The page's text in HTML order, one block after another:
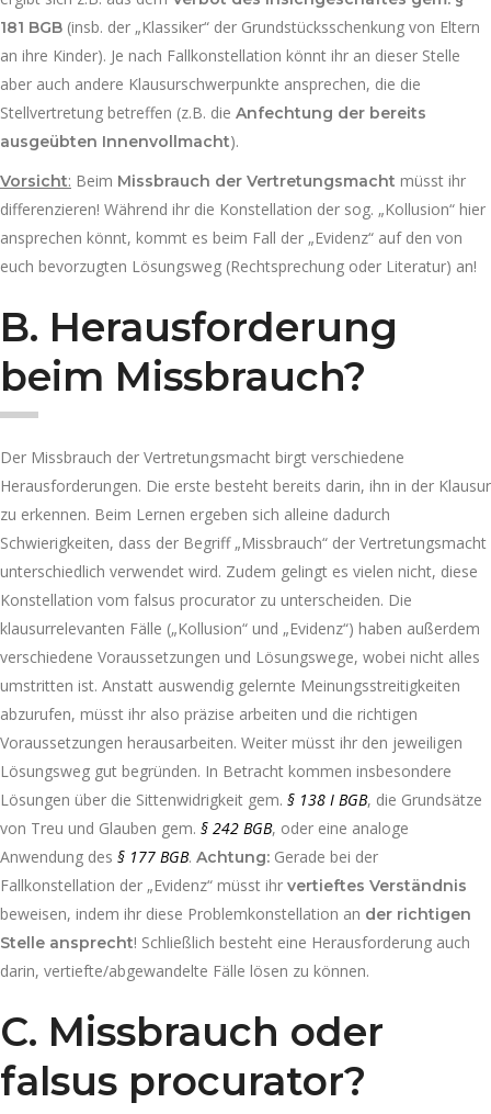
181 BGB (insb. der „Klassiker“ der Grundstücksschenkung von Eltern
an ihre Kinder). Je nach Fallkonstellation könnt ihr an dieser Stelle
aber auch andere Klausurschwerpunkte ansprechen, die die
Stellvertretung betreffen (z.B. die Anfechtung der bereits
ausgeübten Innenvollmacht).
Vorsicht: Beim Missbrauch der Vertretungsmacht müsst ihr
differenzieren! Während ihr die Konstellation der sog. „Kollusion“ hier
ansprechen könnt, kommt es beim Fall der „Evidenz“ auf den von
euch bevorzugten Lösungsweg (Rechtsprechung oder Literatur) an!
B. Herausforderung
beim Missbrauch?
Der Missbrauch der Vertretungsmacht birgt verschiedene
Herausforderungen. Die erste besteht bereits darin, ihn in der Klausur
zu erkennen. Beim Lernen ergeben sich alleine dadurch
Schwierigkeiten, dass der Begriff „Missbrauch“ der Vertretungsmacht
unterschiedlich verwendet wird. Zudem gelingt es vielen nicht, diese
Konstellation vom falsus procurator zu unterscheiden. Die
klausurrelevanten Fälle („Kollusion“ und „Evidenz“) haben außerdem
verschiedene Voraussetzungen und Lösungswege, wobei nicht alles
umstritten ist. Anstatt auswendig gelernte Meinungsstreitigkeiten
abzurufen, müsst ihr also präzise arbeiten und die richtigen
Voraussetzungen herausarbeiten. Weiter müsst ihr den jeweiligen
Lösungsweg gut begründen. In Betracht kommen insbesondere
Lösungen über die Sittenwidrigkeit gem. § 138 I BGB, die Grundsätze
von Treu und Glauben gem. § 242 BGB, oder eine analoge
Anwendung des § 177 BGB. Achtung: Gerade bei der
Fallkonstellation der „Evidenz“ müsst ihr vertieftes Verständnis
beweisen, indem ihr diese Problemkonstellation an der richtigen
Stelle ansprecht! Schließlich besteht eine Herausforderung auch
darin, vertiefte/abgewandelte Fälle lösen zu können.
C. Missbrauch oder
falsus procurator?